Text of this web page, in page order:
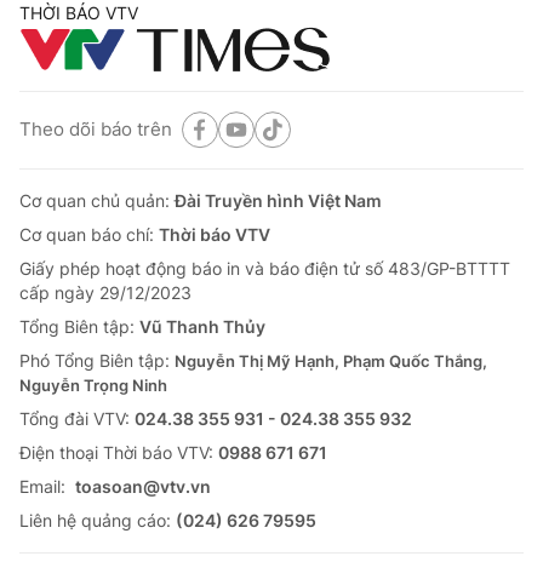
THỜI BÁO VTV
Theo dõi báo trên
Cơ quan chủ quản:Đài Truyền hình Việt Nam
Cơ quan báo chí: Thời báo VTV
Giấy phép hoạt động báo in và báo điện tử số 483/GP-BTTTT
cấp ngày 29/12/2023
Tổng Biên tập: Vũ Thanh Thủy
Phó Tổng Biên tập: Nguyễn Thị Mỹ Hạnh, Phạm Quốc Thắng,
Nguyễn Trọng Ninh
Tổng đài VTV: 024.38 355 931 - 024.38 355 932
Ðiện thoại Thời báo VTV: 0988 671 671
Email: toasoan@vtv.vn
Liên hệ quảng cáo: (024) 626 79595